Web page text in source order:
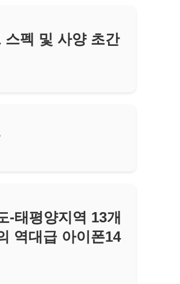
스펙 및 사양 초간
-태평양지역 13개
역대급 아이폰14